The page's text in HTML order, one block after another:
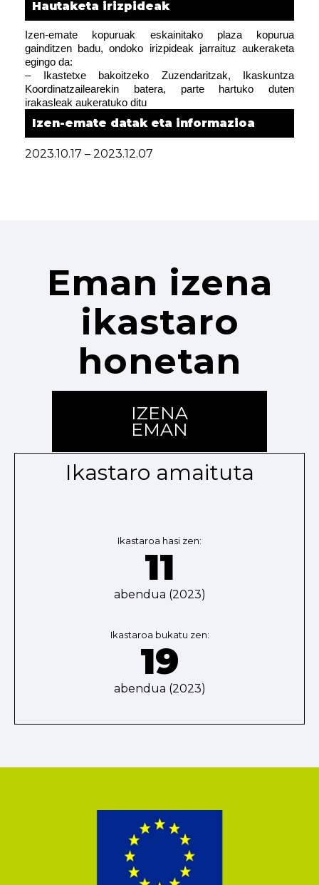
Hautaketa irizpideak
Izen-emate kopuruak eskainitako plaza kopurua
gainditzen badu, ondoko irizpideak jarraituz aukeraketa
egingo da:
– Ikastetxe bakoitzeko Zuzendaritzak, Ikaskuntza
Koordinatzailearekin batera, parte hartuko duten
irakasleak aukeratuko ditu
Izen-emate datak eta informazioa
2023.10.17 – 2023.12.07
Eman izena
ikastaro
honetan
IZENA
EMAN
Ikastaro amaituta
Ikastaroa hasi zen:
11
abendua (2023)
Ikastaroa bukatu zen:
19
abendua (2023)